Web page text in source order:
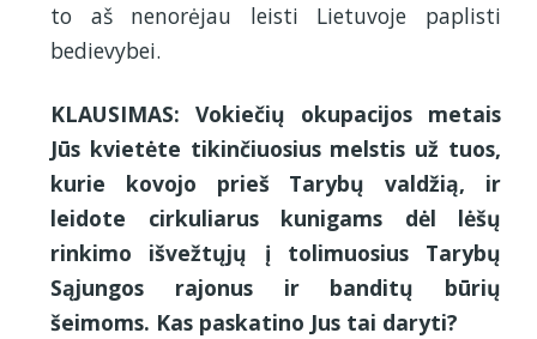
to aš nenorėjau leisti Lietuvoje paplisti
bedievybei.
KLAUSIMAS: Vokiečių okupacijos metais
Jūs kvietėte tikinčiuosius melstis už tuos,
kurie kovojo prieš Tarybų valdžią, ir
leidote cirkuliarus kunigams dėl lėšų
rinkimo išvežtųjų į tolimuosius Tarybų
Sąjungos rajonus ir banditų būrių
šeimoms. Kas paskatino Jus tai daryti?